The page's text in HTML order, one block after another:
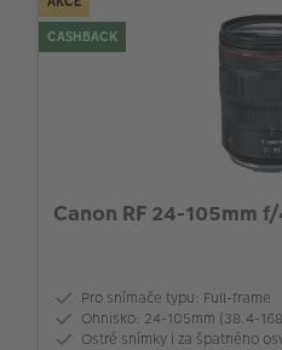
CASHBACK
Canon RF 24-105mm f/
Pro snímače typu: Full-frame
Ohnisko: 24-105mm (38.4-
Ostré snímky i za špatného